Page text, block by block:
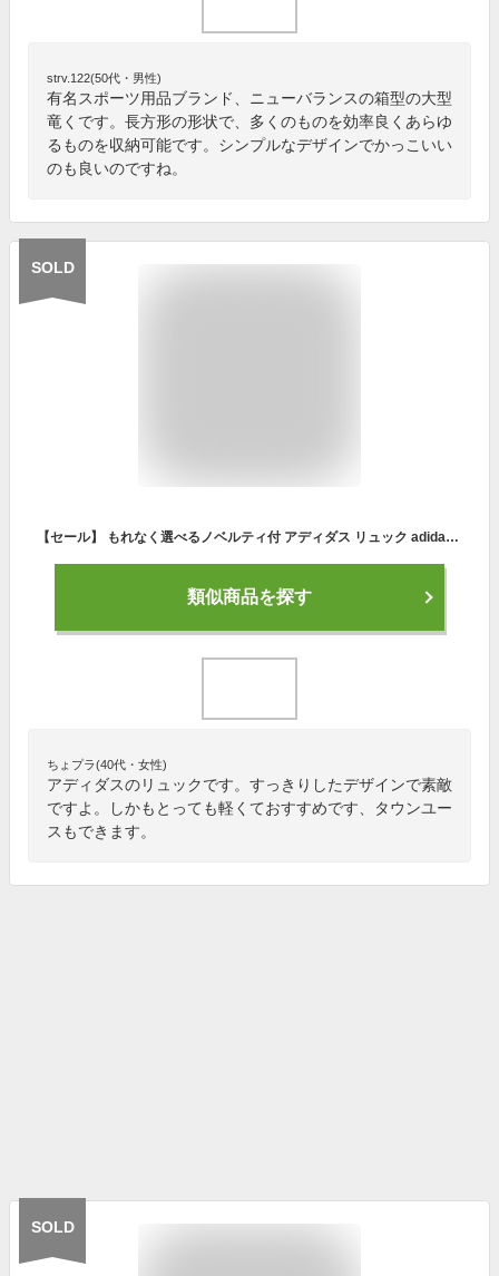
strv.122(50代・男性)
有名スポーツ用品ブランド、ニューバランスの箱型の大型
竜くです。長方形の形状で、多くのものを効率良くあらゆ
るものを収納可能です。シンプルなデザインでかっこいい
のも良いのですね。
SOLD
【セール】 もれなく選べるノベルティ付 アディダス リュック adidas リュックサック デイパック バックパック バッグ 大きめ 軽い 通学 スポーツ 高校生 中学生 B4 A4 25L PC収納 スクエア ボックス型 男子 女子 メンズ レディース 67881
類似商品を探す
ちょプラ(40代・女性)
アディダスのリュックです。すっきりしたデザインで素敵
ですよ。しかもとっても軽くておすすめです、タウンユー
スもできます。
SOLD